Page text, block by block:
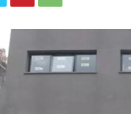
Tucumán